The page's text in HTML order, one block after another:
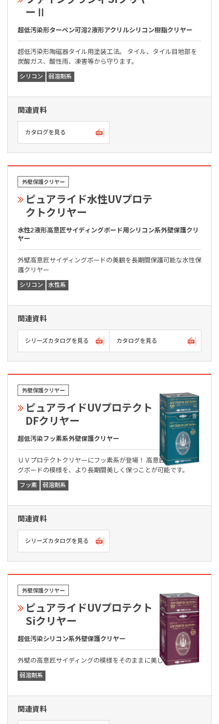
ーⅡ
超低汚染形ターペン可溶2液形アクリルシリコン樹脂クリヤー
超低汚染形陶磁器タイル用塗装工法。 タイル、タイル目地部を
炭酸ガス、酸性雨、凍害等から守ります。
シリコン 弱溶剤系
関連資料
カタログを見る
外壁保護クリヤー
ピュアライド水性UVプロテ
クトクリヤー
水性2液形高意匠サイディングボード用シリコン系外壁保護クリ
ヤー
外壁高意匠サイディングボードの美観を長期間保護可能な水性保
護クリヤー
シリコン 水性系
関連資料
シリーズカタログを見る カタログを見る
外壁保護クリヤー
ピュアライドUVプロテクト
DFクリヤー
超低汚染フッ素系外壁保護クリヤー
ＵＶプロテクトクリヤーにフッ素系が登場！ 高意匠サイディン
グボードの模様を、より長期間美しく保つことが可能です。
フッ素 弱溶剤系
関連資料
シリーズカタログを見る
外壁保護クリヤー
ピュアライドUVプロテクト
Siクリヤー
超低汚染シリコン系外壁保護クリヤー
外壁の高意匠サイディングの模様をそのままに美しく保ちます。
弱溶剤系
関連資料